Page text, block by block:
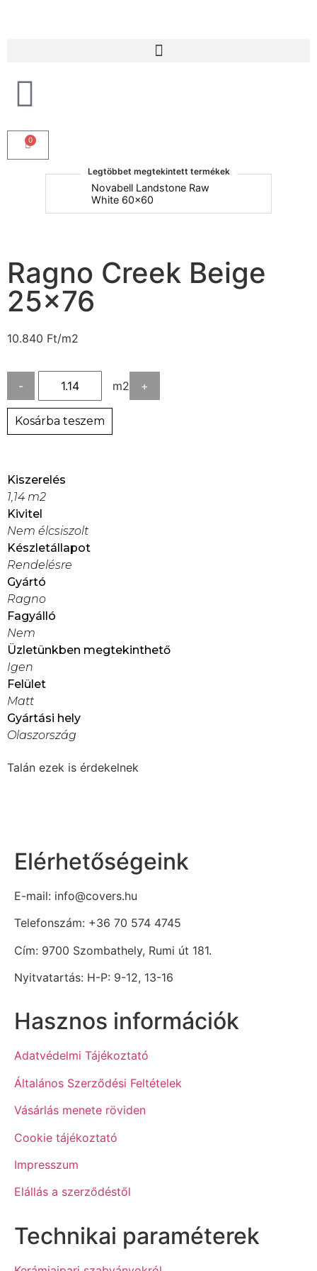
0
Legtöbbet megtekintett termékek
Novabell Landstone Raw
White 60x60
Ragno Creek Beige
25×76
10.840 Ft/m2
- m2 +
Kosárba teszem
Kiszerelés
1,14 m2
Kivitel
Nem élcsiszolt
Készletállapot
Rendelésre
Gyártó
Ragno
Fagyálló
Nem
Üzletünkben megtekinthető
Igen
Felület
Matt
Gyártási hely
Olaszország
Talán ezek is érdekelnek
Elérhetőségeink
E-mail: info@covers.hu
Telefonszám: +36 70 574 4745
Cím: 9700 Szombathely, Rumi út 181.
Nyitvatartás: H-P: 9-12, 13-16
Hasznos információk
Adatvédelmi Tájékoztató
Általános Szerződési Feltételek
Vásárlás menete röviden
Cookie tájékoztató
Impresszum
Elállás a szerződéstől
Technikai paraméterek